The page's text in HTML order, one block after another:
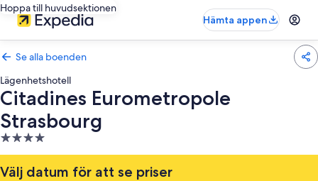
Hoppa till huvudsektionen
Hämta appen
Se alla boenden
Lägenhetshotell
Citadines Eurometropole
Strasbourg
4.0-
stjärnigt
boende
Välj datum för att se priser